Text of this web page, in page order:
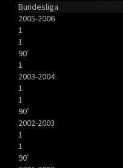
Bundesliga
2005-2006
1
1
90′
1
2003-2004
1
1
90′
2002-2003
1
1
90′